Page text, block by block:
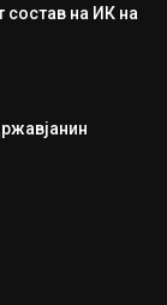
состав на ИК на